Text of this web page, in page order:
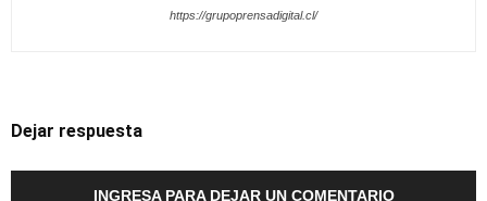
https://grupoprensadigital.cl/
Dejar respuesta
INGRESA PARA DEJAR UN COMENTARIO